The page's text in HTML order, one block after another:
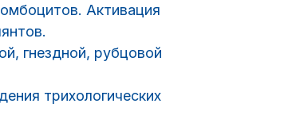
Активация
гнездной, рубцовой
трихологических